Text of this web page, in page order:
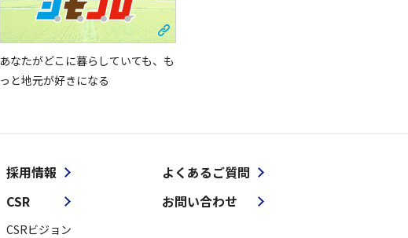
あなたがどこに暮らしていても、も
っと地元が好きになる
採用情報
CSR
CSRビジョン
よくあるご質問
お問い合わせ